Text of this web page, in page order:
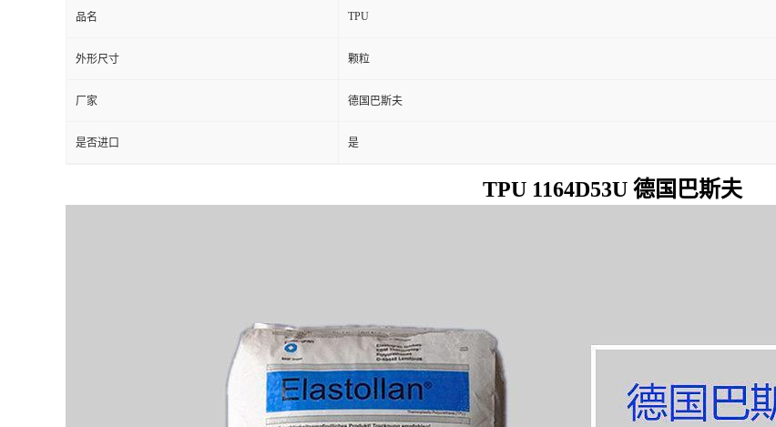
品名 TPU
外形尺寸 颗粒
厂家 德国巴斯夫
是否进口 是
TPU 1164D53U 德国巴斯夫